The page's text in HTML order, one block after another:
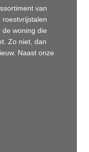
van
woning die
Zo niet, dan
Naast onze